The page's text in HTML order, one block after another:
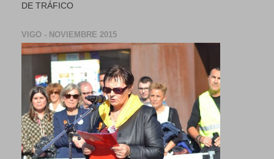
DE TRÁFICO
VIGO - NOVIEMBRE 2015